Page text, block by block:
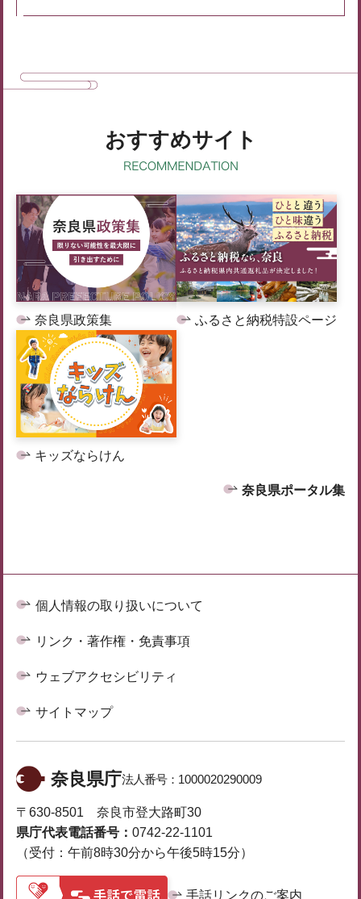
おすすめサイト
奈良県政策集 ふるさと納税特設ページ
キッズならけん
奈良県ポータル集
個人情報の取り扱いについて
リンク・著作権・免責事項
ウェブアクセシビリティ
サイトマップ
奈良県庁法人番号： 1000020290009
〒630-8501 奈良市登大路町30
県庁代表電話番号： 0742-22-1101
（受付：午前8時30分から午後5時15分）
手話リンクのご案内